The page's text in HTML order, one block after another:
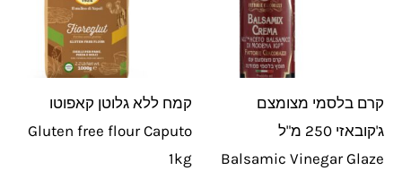
קרם בלסמי מצומצם
ג'קובאזי 250 מ"ל
Balsamic Vinegar Glaze
קמח ללא גלוטן קאפוטו
Gluten free flour Caputo
1kg